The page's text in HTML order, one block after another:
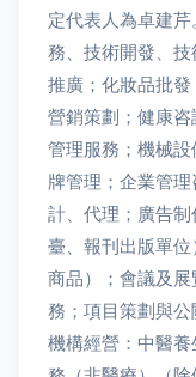
定代表人為卓建
務、技術開發、
推廣；化妝品批
營銷策劃；健康
管理服務；機械
牌管理；企業管
計、代理；廣告
臺、報刊出版單
商品）；會議及
務；項目策劃與
機構經營：中醫